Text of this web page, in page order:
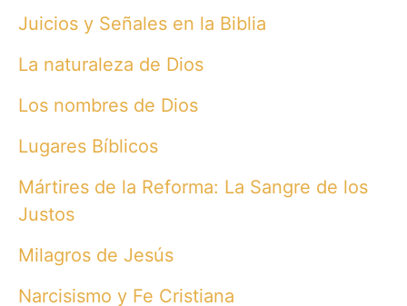
Juicios y Señales en la Biblia
La naturaleza de Dios
Los nombres de Dios
Lugares Bíblicos
Mártires de la Reforma: La Sangre de los
Justos
Milagros de Jesús
Narcisismo y Fe Cristiana